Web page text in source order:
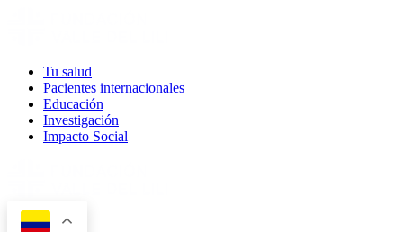
Tu salud
Pacientes internacionales
Educación
Investigación
Impacto Social